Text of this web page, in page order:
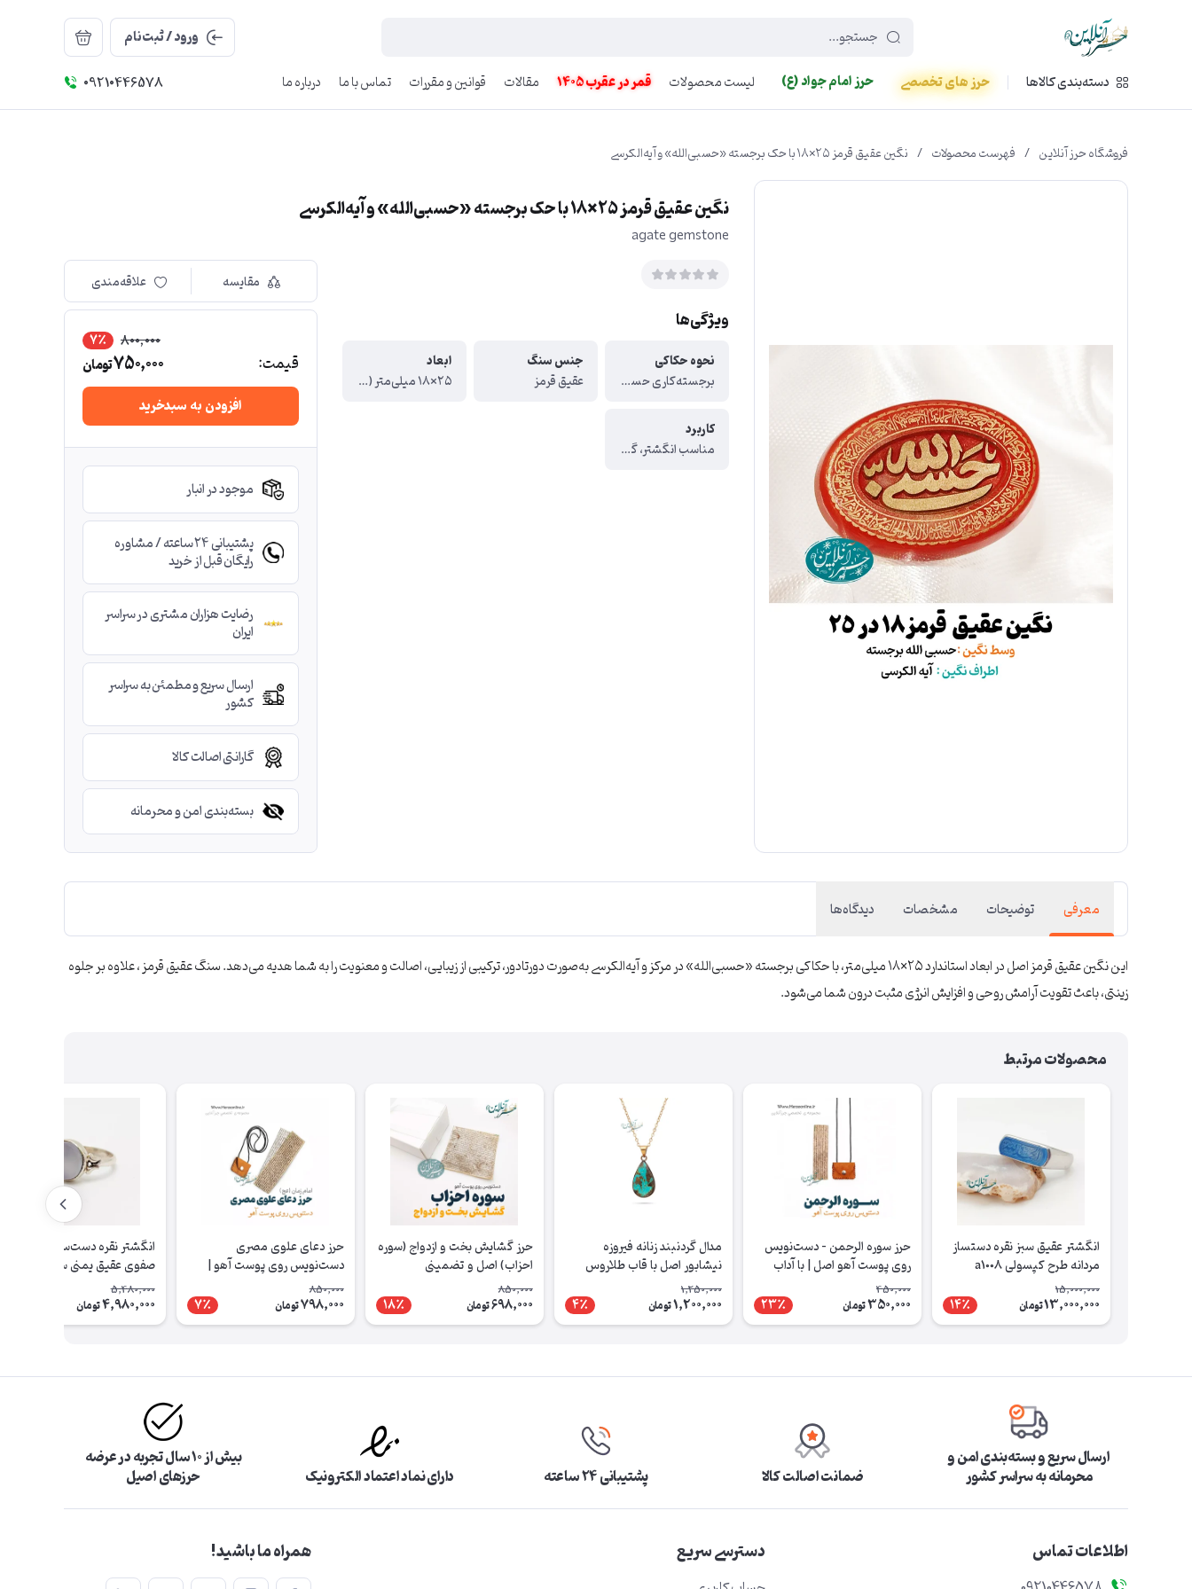
449f43cf-3da2-4422-bb12-2566cb5b8b05
ورود / ثبت‌نام
دسته‌بندی کالاها
حرز های تخصصی حرز امام جواد (ع) لیست محصولات قمر در عقرب 1405 مقالات قوانین و مقررات تماس با ما درباره ما 09210446578
فروشگاه حرز آنلاین / فهرست محصولات / نگین عقیق قرمز ۲۵×۱۸ با حک برجسته «حسبی‌الله» و آیه‌الکرسی
نگین عقیق قرمز ۲۵×۱۸ با حک برجسته «حسبی‌الله» و آیه‌الکرسی
agate gemstone
ویژگی‌ها
نحوه حکاکی
برجسته‌کاری حسبی الله در مرکز cnc + دورنگاره آیه‌الكرسی لیزر
جنس سنگ
عقیق قرمز
ابعاد
۲۵×۱۸ میلی‌متر (مناسب انگشتر، گردنبند و دستبند)
کاربرد
مناسب انگشتر، گردنبند و دستبند
مقایسه علاقه‌مندی
قیمت:
800,000 7٪
750,000تومان
افزودن به سبدخرید
موجود در انبار
پشتیبانی ۲۴ ساعته / مشاوره
رایگان قبل از خرید
رضایت هزاران مشتری در سراسر
ایران
ارسال سریع و مطمئن به سراسر
کشور
گارانتی اصالت کالا
بسته‌بندی امن و محرمانه
معرفی توضیحات مشخصات دیدگاه‌ها
این نگین عقیق قرمز اصل در ابعاد استاندارد ۲۵×۱۸ میلی‌متر، با حکاکی برجسته «حسبی‌الله» در مرکز و آیه‌الکرسی به‌صورت دورتادور، ترکیبی از زیبایی، اصالت و معنویت را به شما هدیه می‌دهد. سنگ عقیق قرمز ، علاوه بر جلوه
زینتی، باعث تقویت آرامش روحی و افزایش انرژی مثبت درون شما می‌شود.
محصولات مرتبط
انگشتر عقیق سبز نقره دستساز
مردانه طرح کپسولی a1008
15,000,000
13,000,000تومان 14٪
حرز سوره الرحمن – دست‌نویس
روی پوست آهو اصل | با آداب
شرعی
450,000
350,000تومان 23٪
مدال گردنبند زنانه فیروزه
نیشابور اصل با قاب طلاروس
1,250,000
1,200,000تومان 4٪
حرز گشایش بخت و ازدواج (سوره
احزاب) اصل و تضمینی
850,000
698,000تومان 18٪
حرز دعای علوی مصری
دست‌نویس روی پوست آهو |
نسخه اصلی با رعایت کامل آداب
شرعی
850,000
798,000تومان 7٪
انگشتر نقره دست‌ساز طرح
صفوی عقیق یمنی سوسنی و حرز
امام جواد a1010
5,480,000
4,980,000تومان
ارسال سریع و بسته‌بندی امن و
محرمانه به سراسر کشور ضمانت اصالت کالا پشتیبانی ۲۴ ساعته دارای نماد اعتماد الکترونیک
بیش از ۱۰ سال تجربه در عرضه
حرزهای اصیل
اطلاعات تماس دسترسی سریع همراه ما باشید!